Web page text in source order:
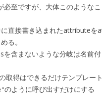
至ですが、大体このようなこ
直接書き込まれたattributeを
る。
含まないような分岐は名前
取得はできるだけテンプレー
のように呼び出すだけにする